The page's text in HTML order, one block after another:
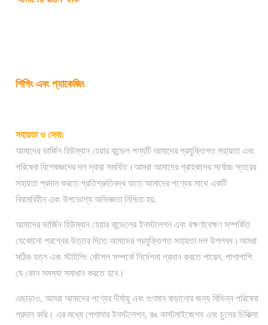
শিপিং এবং প্যাকেজিং
সহায়তা ও সেবা:
আমাদের ভার্জিন হিউম্যান হেয়ার বান্ডেল পণ্যটি আমাদের প্রযুক্তিগত সহায়তা এবং
পরিষেবা বিশেষজ্ঞদের দল দ্বারা সমর্থিত।আমরা আমাদের গ্রাহকদের সর্বোচ্চ স্তরের
সহায়তা প্রদান করতে প্রতিশ্রুতিবদ্ধ যাতে আমাদের পণ্যের সাথে একটি
বিরামবিহীন এবং উপভোগ্য অভিজ্ঞতা নিশ্চিত হয়.
আমাদের ভার্জিন হিউম্যান হেয়ার বান্ডেলের ইনস্টলেশন এবং রক্ষণাবেক্ষণ সম্পর্কিত
যেকোনো প্রশ্নের উত্তর দিতে আমাদের প্রযুক্তিগত সহায়তা দল উপলব্ধ।আমরা
সঠিক যত্ন এবং স্টাইলিং কৌশল সম্পর্কে নির্দেশনা প্রদান করতে পারেন, পাশাপাশি
যে কোন সমস্যা সমাধান করতে হবে।
এছাড়াও, আমরা আমাদের পণ্যের দীর্ঘায়ু এবং গুণমান বাড়ানোর জন্য বিভিন্ন পরিষেবা
প্রদান করি। এর মধ্যে পেশাদার ইনস্টলেশন, রঙ কাস্টমাইজেশন এবং চুলের চিকিত্সা